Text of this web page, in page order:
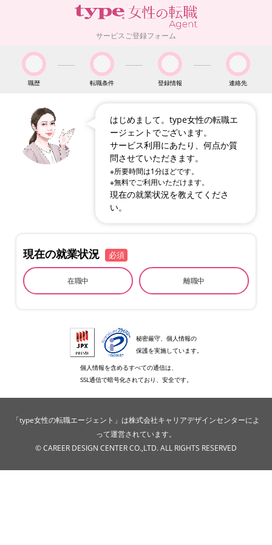
サービスご登録フォーム
職歴 転職条件 登録情報 連絡先
はじめまして。type女性の転職エ
ージェントでございます。
サービス利用にあたり、何点か質
問させていただきます。
※所要時間は1分ほどです。
※無料でご利用いただけます。
現在の就業状況を教えてくださ
い。
現在の就業状況 必須
在職中 離職中
秘密厳守、個人情報の
保護を実施しています。
個人情報を含めるすべての通信は、
SSL通信で暗号化されており、安全です。
「type女性の転職エージェント」は株式会社キャリアデザインセンターによ
って運営されています。
© CAREER DESIGN CENTER CO.,LTD. ALL RIGHTS RESERVED